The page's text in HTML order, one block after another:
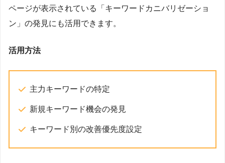
ページが表示されている「キーワードカニバリゼーショ
ン」の発見にも活用できます。
活用方法
主力キーワードの特定
新規キーワード機会の発見
キーワード別の改善優先度設定